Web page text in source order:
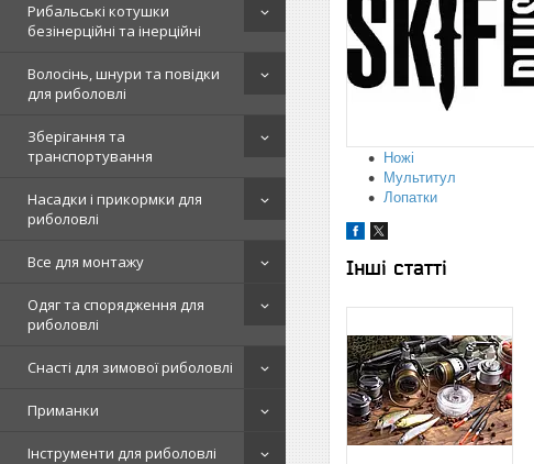
Рибальські котушки
безінерційні та інерційні
Волосінь, шнури та повідки
для риболовлі
Зберігання та
транспортування
Насадки і прикормки для
риболовлі
Все для монтажу
Одяг та спорядження для
риболовлі
Снасті для зимової риболовлі
Приманки
Інструменти для риболовлі
Ножі
Мультитул
Лопатки
Інші статті